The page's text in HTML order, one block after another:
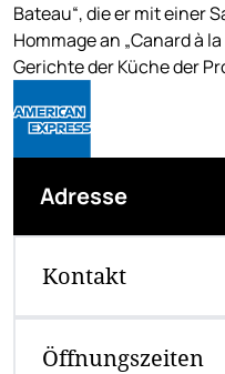
Bateau“, die er mit einer
Hommage an „Canard à
Gerichte der Küche der
Adresse
Kontakt
Öffnungszeiten